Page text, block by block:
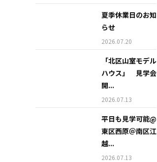
夏季休業日のお知
らせ
2026.07.20
「北区山室モデル
ハウス」 見学会
開...
2026.07.13
平日も見学可能@
東区西原＠南区江
越...
2026.07.13